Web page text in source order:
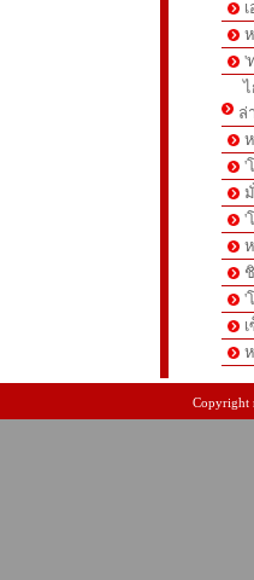
'
ล่
'
'
'
Copyright